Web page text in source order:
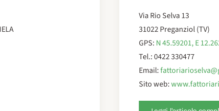
Via Rio Selva 13
31022 Preganziol (TV)
GPS: N 45.59201, E
Tel.: 0422 330477
Email:
Sito web: